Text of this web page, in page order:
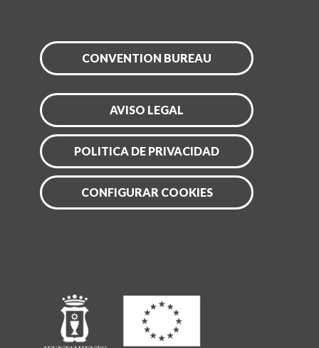
CONVENTION BUREAU
AVISO LEGAL
POLITICA DE PRIVACIDAD
CONFIGURAR COOKIES